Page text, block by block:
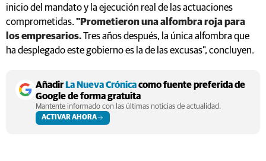
inicio del mandato y la ejecución real de las actuaciones
comprometidas. "Prometieron una alfombra roja para
los empresarios.Tres años después, la única alfombra que
ha desplegado este gobierno es la de las excusas", concluyen.
AñadirLa Nueva Crónicacomo fuente preferida de
Google de forma gratuita
Mantente informado con las últimas noticias de actualidad.
ACTIVAR AHORA